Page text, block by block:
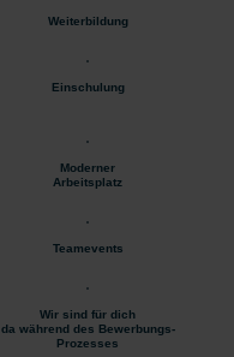
Weiterbildung
Einschulung
Moderner
Arbeitsplatz
Teamevents
Wir sind für dich
da während des Bewerbungs-
Prozesses